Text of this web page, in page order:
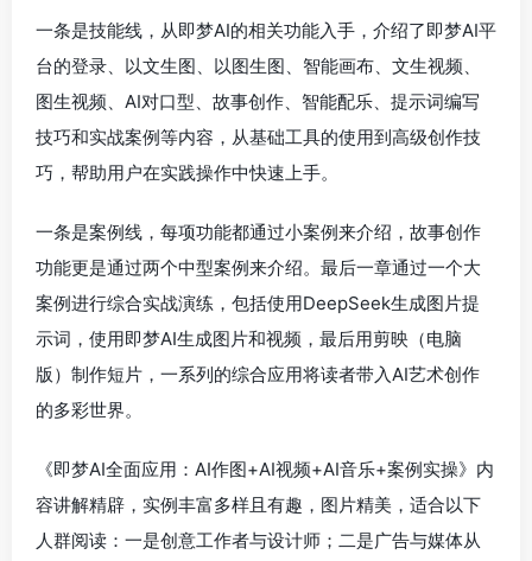
一条是技能线，从即梦AI的相关功能入手，介绍了即梦AI平
台的登录、以文生图、以图生图、智能画布、文生视频、
图生视频、AI对口型、故事创作、智能配乐、提示词编写
技巧和实战案例等内容，从基础工具的使用到高级创作技
巧，帮助用户在实践操作中快速上手。
一条是案例线，每项功能都通过小案例来介绍，故事创作
功能更是通过两个中型案例来介绍。最后一章通过一个大
案例进行综合实战演练，包括使用DeepSeek生成图片提
示词，使用即梦AI生成图片和视频，最后用剪映（电脑
版）制作短片，一系列的综合应用将读者带入AI艺术创作
的多彩世界。
《即梦AI全面应用：AI作图+AI视频+AI音乐+案例实操》内
容讲解精辟，实例丰富多样且有趣，图片精美，适合以下
人群阅读：一是创意工作者与设计师；二是广告与媒体从